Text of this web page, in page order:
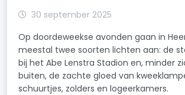
30 september 2025
Op doordeweekse avonden gaan in
meestal twee soorten lichten aan: de
bij het Abe Lenstra Stadion en, minder
buiten, de zachte gloed van
schuurtjes, zolders en logeerkamers.